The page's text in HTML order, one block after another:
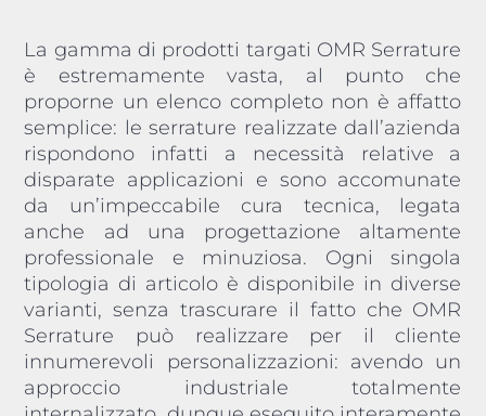
La gamma di prodotti targati OMR Serrature
è estremamente vasta, al punto che
proporne un elenco completo non è affatto
semplice: le serrature realizzate dall’azienda
rispondono infatti a necessità relative a
disparate applicazioni e sono accomunate
da un’impeccabile cura tecnica, legata
anche ad una progettazione altamente
professionale e minuziosa. Ogni singola
tipologia di articolo è disponibile in diverse
varianti, senza trascurare il fatto che OMR
Serrature può realizzare per il cliente
innumerevoli personalizzazioni: avendo un
approccio industriale totalmente